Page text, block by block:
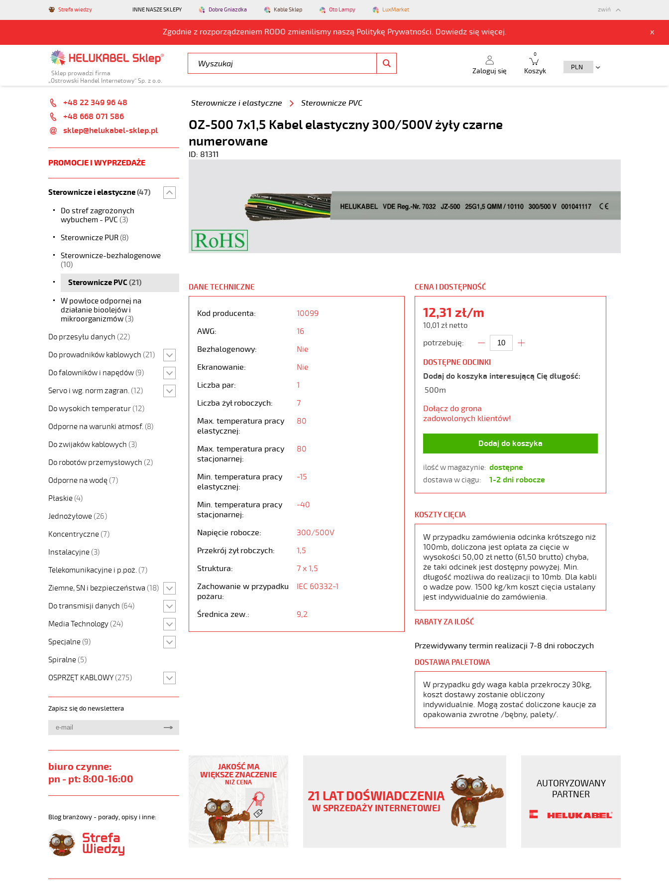
Strefa wiedzy INNE NASZE SKLEPY Dobre Gniazdka Kable Sklep Oto Lampy LuxMarket
Zgodnie z rozporządzeniem RODO zmienilismy naszą Politykę Prywatności. Dowiedz się więcej. x
zwiń
Sklep prowadzi firma
„Ostrowski Handel Internetowy” Sp. z o.o.
Zaloguj się Koszyk
0
+48 22 349 96 48
+48 668 071 586
sklep@helukabel-sklep.pl
PROMOCJE I WYPRZEDAŻE
Sterownicze i elastyczne(47)
Do stref zagrożonych
wybuchem - PVC (3)
Sterownicze PUR(8)
Sterownicze-bezhalogenowe
(10)
Sterownicze PVC(21)
W powłoce odpornej na
działanie bioolejów i
mikroorganizmów(3)
Do przesyłu danych (22)
Do prowadników kablowych (21)
Do falowników i napędów (9)
Servo i wg. norm zagran. (12)
Do wysokich temperatur (12)
Odporne na warunki atmosf. (8)
Do zwijaków kablowych (3)
Do robotów przemysłowych (2)
Odporne na wodę (7)
Płaskie (4)
Jednożyłowe (26)
Koncentryczne (7)
Instalacyjne (3)
Telekomunikacyjne i p.poż. (7)
Ziemne, SN i bezpieczeństwa (18)
Do transmisji danych (64)
Media Technology (24)
Specjalne (9)
Spiralne (5)
OSPRZĘT KABLOWY (275)
Zapisz się do newslettera
biuro czynne:
pn - pt: 8:00-16:00
Blog branżowy - porady, opisy i inne:
Sterownicze i elastyczne Sterownicze PVC
OZ-500 7x1,5 Kabel elastyczny 300/500V żyły czarne
numerowane
ID: 81311
DANE TECHNICZNE
Kod producenta:
10099
AWG:
16
Bezhalogenowy:
Nie
Ekranowanie:
Nie
Liczba par:
1
Liczba żył roboczych:
7
Max. temperatura pracy
elastycznej:
80
Max. temperatura pracy
stacjonarnej:
80
Min. temperatura pracy
elastycznej:
-15
Min. temperatura pracy
stacjonarnej:
-40
Napięcie robocze:
300/500V
Przekrój żył robczych:
1,5
Struktura:
7 x 1,5
Zachowanie w przypadku
pożaru:
IEC 60332-1
Średnica zew.: 9,2
CENA I DOSTĘPNOŚĆ
12,31 zł/m
10,01 zł netto
potrzebuję:
DOSTĘPNE ODCINKI
Dodaj do koszyka interesującą Cię długość:
500m
Dołącz do grona
zadowolonych klientów!
Dodaj do koszyka
ilość w magazynie: dostępne
dostawa w ciągu: 1-2 dni robocze
KOSZTY CIĘCIA
W przypadku zamówienia odcinka krótszego niż
100mb, doliczona jest opłata za cięcie w
wysokości 50,00 zł netto (61,50 brutto) chyba,
że taki odcinek jest dostępny powyżej. Min.
długość możliwa do realizacji to 10mb. Dla kabli
o wadze pow. 1500 kg/km koszt cięcia ustalany
jest indywidualnie do zamówienia.
RABATY ZA ILOŚĆ
Przewidywany termin realizacji 7-8 dni roboczych
DOSTAWA PALETOWA
W przypadku gdy waga kabla przekroczy 30kg,
koszt dostawy zostanie obliczony
indywidualnie. Mogą zostać doliczone kaucje za
opakowania zwrotne /bębny, palety/.
7x1,5
Kabel
300/500V
czarne
numerowane
https://www.static.helukabel-
https://www.helukabel-
JAKOŚĆ MA
WIĘKSZE ZNACZENIE
NIŻ CENA
21 LAT DOŚWIADCZENIA
W SPRZEDAŻY INTERNETOWEJ
AUTORYZOWANY
PARTNER